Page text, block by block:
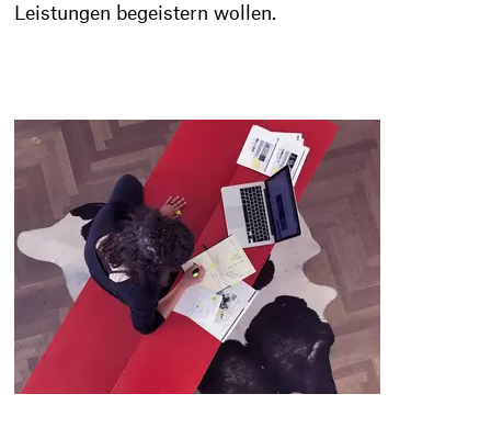
Leistungen begeistern wollen.